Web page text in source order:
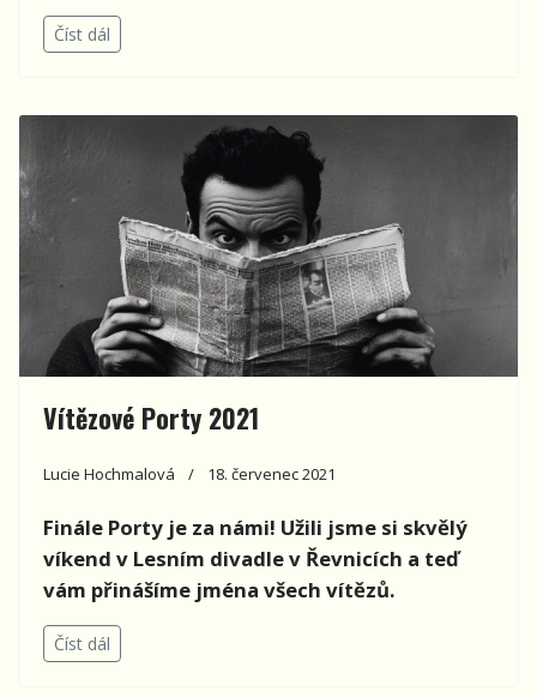
Číst dál
Vítězové Porty 2021
Lucie Hochmalová 18. červenec 2021
Finále Porty je za námi! Užili jsme si skvělý
víkend v Lesním divadle v Řevnicích a teď
vám přinášíme jména všech vítězů.
Číst dál